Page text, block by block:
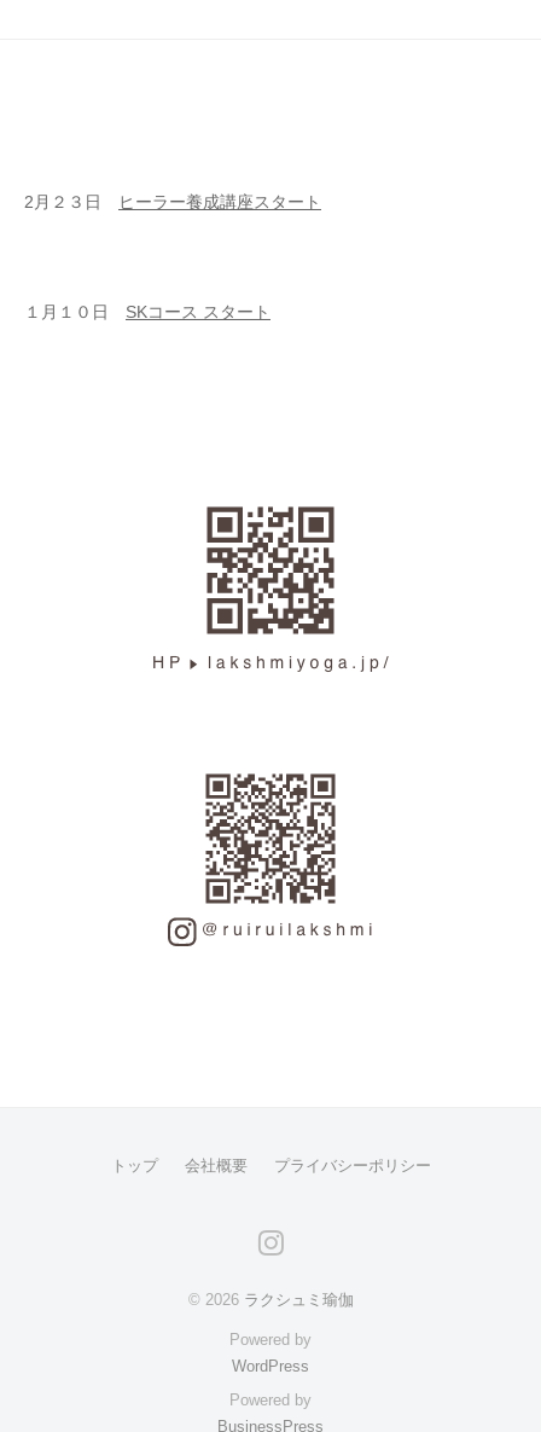
2月２３日 ヒーラー養成講座スタート
１月１０日 SKコース スタート
トップ 会社概要 プライバシーポリシー
instagram
© 2026 ラクシュミ瑜伽
Powered by
WordPress
Powered by
BusinessPress